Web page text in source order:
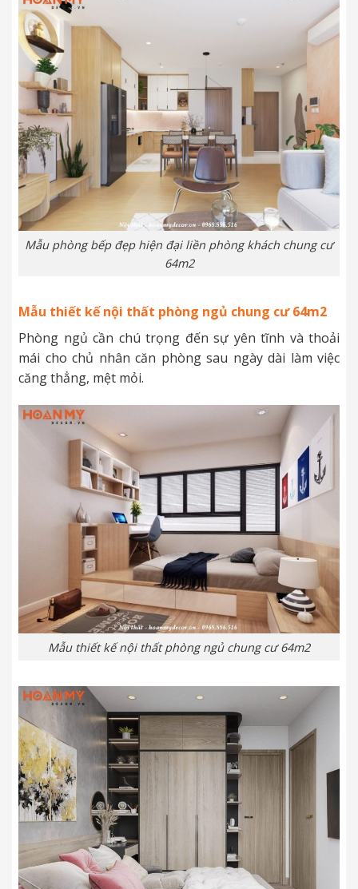
Mẫu phòng bếp đẹp hiện đại liền phòng khách chung cư
64m2
Mẫu thiết kế nội thất phòng ngủ chung cư 64m2
Phòng ngủ cần chú trọng đến sự yên tĩnh và thoải
mái cho chủ nhân căn phòng sau ngày dài làm việc
căng thẳng, mệt mỏi.
Mẫu thiết kế nội thất phòng ngủ chung cư 64m2